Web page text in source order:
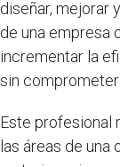
diseñar, mejorar
de una empresa
incrementar la
sin
Este profesional
las áreas de